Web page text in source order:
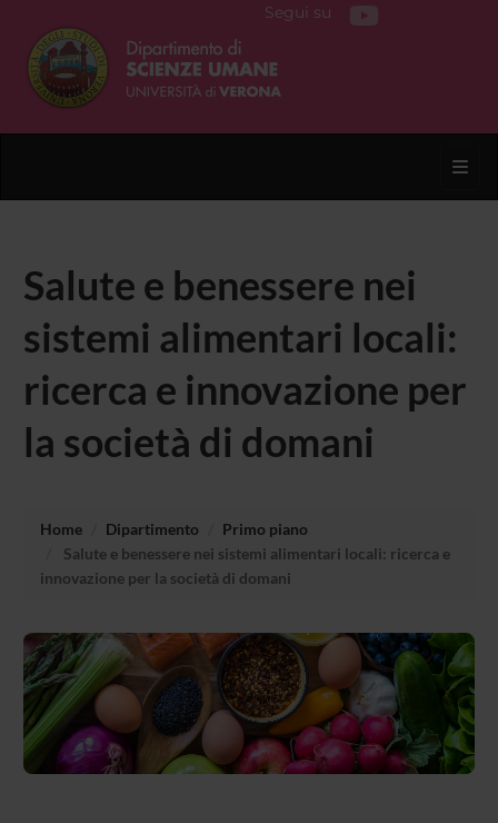
Segui su
Salute e benessere nei
sistemi alimentari locali:
ricerca e innovazione per
la società di domani
Home Dipartimento
Primo piano
Salute e benessere nei sistemi alimentari locali: ricerca e
innovazione per la società di domani